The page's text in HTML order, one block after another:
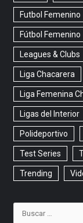
Futbol Femenino
Fútbol Femenino
Leagues & Clubs
Liga Chacarera
Liga Femenina
Ligas del Interior
Polideportivo
Test Series
Trending